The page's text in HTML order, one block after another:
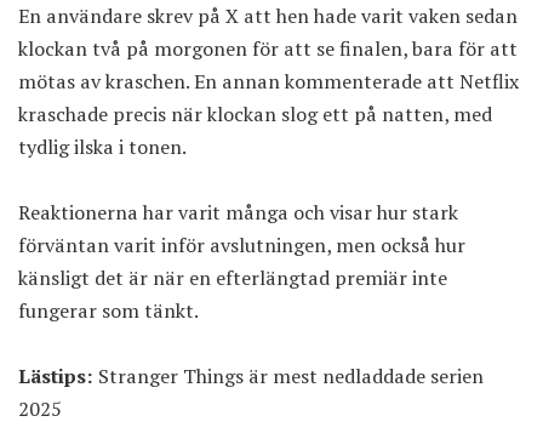
En användare skrev på X att hen hade varit vaken sedan
klockan två på morgonen för att se finalen, bara för att
mötas av kraschen. En annan kommenterade att Netflix
kraschade precis när klockan slog ett på natten, med
tydlig ilska i tonen.
Reaktionerna har varit många och visar hur stark
förväntan varit inför avslutningen, men också hur
känsligt det är när en efterlängtad premiär inte
fungerar som tänkt.
Lästips: Stranger Things är mest nedladdade serien
2025